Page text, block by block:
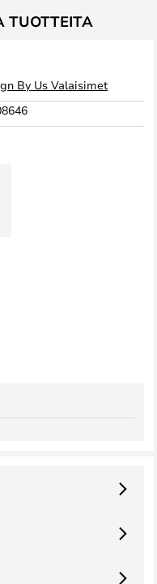
TUOTTEITA
By Us Valaisimet